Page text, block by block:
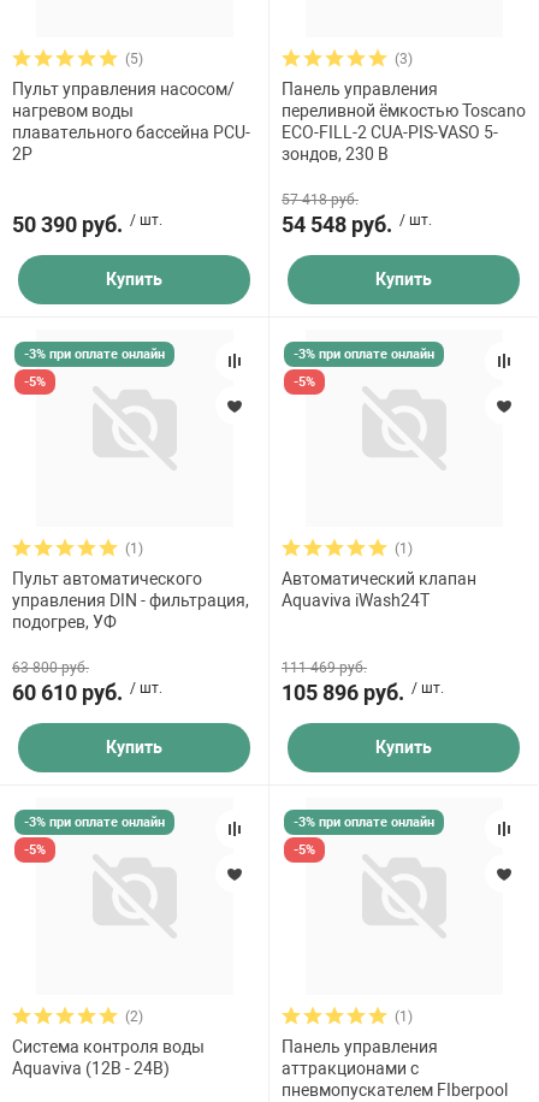
(5)
Пульт управления насосом/
нагревом воды
плавательного бассейна PCU-
2P
50 390 руб. / шт.
Купить
(3)
Панель управления
переливной ёмкостью Toscano
ECO-FILL-2 CUA-PIS-VASO 5-
зондов, 230 В
57 418 руб.
54 548 руб. / шт.
Купить
-3% при оплате онлайн
-5%
(1)
Пульт автоматического
управления DIN - фильтрация,
подогрев, УФ
63 800 руб.
60 610 руб. / шт.
Купить
-3% при оплате онлайн
-5%
(1)
Автоматический клапан
Aquaviva iWash24T
111 469 руб.
105 896 руб. / шт.
Купить
-3% при оплате онлайн
-5%
(2)
Система контроля воды
Aquaviva (12B - 24B)
-3% при оплате онлайн
-5%
(1)
Панель управления
аттракционами с
пневмопускателем FIberpool